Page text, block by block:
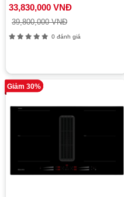
33,830,000 VNĐ
39,800,000 VNĐ
0 đánh giá
Giảm 30%